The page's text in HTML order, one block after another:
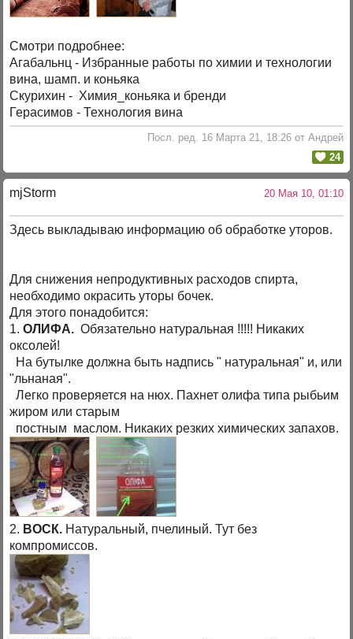
Смотри подробнее:
Агабальнц - Избранные работы по химии и технологии
вина, шамп. и коньяка
Скурихин - Химия_коньяка и бренди
Герасимов - Технология вина
Посл. ред. 16 Марта 21, 18:26 от Андрей
24
mjStоrm 20 Мая 10, 01:10
Здесь выкладываю информацию об обработке уторов.
Для снижения непродуктивных расходов спирта,
необходимо окрасить уторы бочек.
Для этого понадобится:
1.ОЛИФА. Обязательно натуральная !!!!! Никаких
оксолей!
На бутылке должна быть надпись " натуральная" и, или
"льнаная".
Легко проверяется на нюх. Пахнет олифа типа рыбьим
жиром или старым
постным маслом. Никаких резких химических запахов.
2. ВОСК. Натуральный, пчелиный. Тут без
компромиссов.